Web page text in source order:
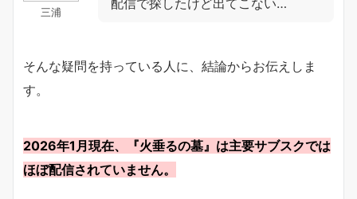
三浦
そんな疑問を持っている人に、結論からお伝えしま
す。
2026年1月現在、『火垂るの墓』は主要サブスクでは
ほぼ配信されていません。